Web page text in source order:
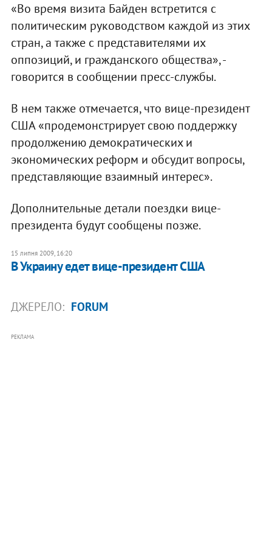
«Во время визита Байден встретится с
политическим руководством каждой из этих
стран, а также с представителями их
оппозиций, и гражданского общества», -
говорится в сообщении пресс-службы.
В нем также отмечается, что вице-президент
США «продемонстрирует свою поддержку
продолжению демократических и
экономических реформ и обсудит вопросы,
представляющие взаимный интерес».
Дополнительные детали поездки вице-
президента будут сообщены позже.
15 липня 2009, 16:20
В Украину едет вице-президент США
ДЖЕРЕЛО: FORUM
РЕКЛАМА